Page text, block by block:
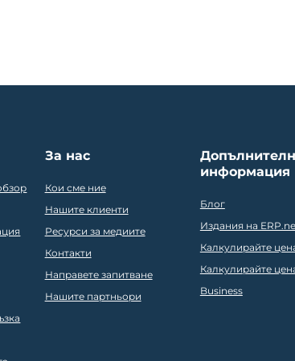
За нас
Кои сме ние
Нашите клиенти
Ресурси за медиите
Контакти
Направете запитване
Нашите партньори
информация
Блог
Издания на
Калкулирайте
Калкулирайте
Business